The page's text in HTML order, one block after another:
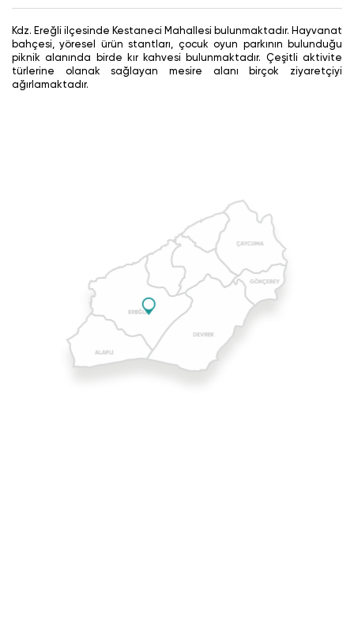
Kdz. Ereğli ilçesinde Kestaneci Mahallesi bulunmaktadır. Hayvanat
bahçesi, yöresel ürün stantları, çocuk oyun parkının bulunduğu
piknik alanında birde kır kahvesi bulunmaktadır. Çeşitli aktivite
türlerine olanak sağlayan mesire alanı birçok ziyaretçiyi
ağırlamaktadır.